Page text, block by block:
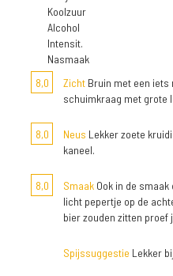
Koolzuur
Alcohol
Intensit.
Nasmaak
8,0
Zicht Bruin met een
schuimkraag met grote
8,0 Neus Lekker zoete
kaneel.
8,0 Smaak Ook in de
licht pepertje op de
bier zouden zitten proef
Spijssuggestie Lekker